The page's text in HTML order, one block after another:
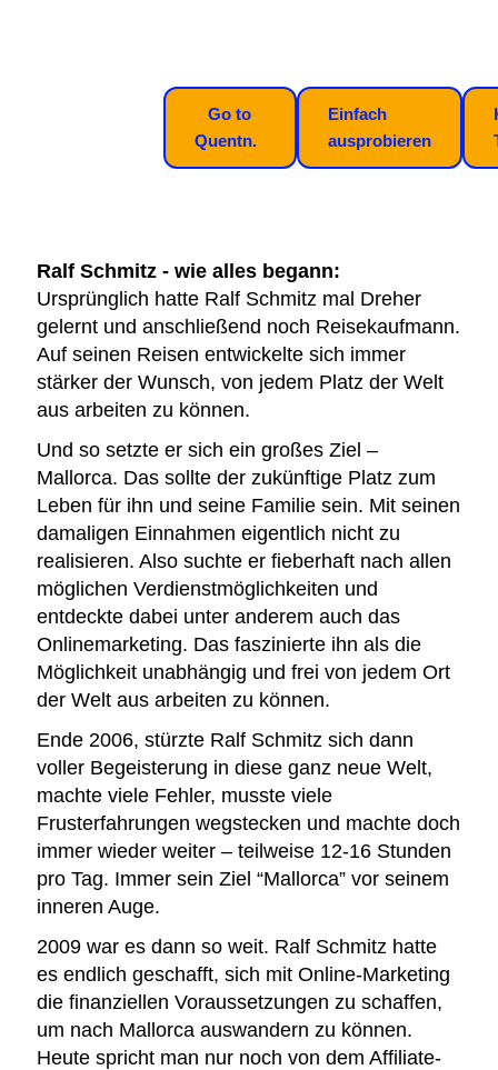
Go to
Quentn.
Einfach
ausprobieren
Ralf Schmitz - wie alles begann:
Ursprünglich hatte Ralf Schmitz mal Dreher
gelernt und anschließend noch Reisekaufmann.
Auf seinen Reisen entwickelte sich immer
stärker der Wunsch, von jedem Platz der Welt
aus arbeiten zu können.
Und so setzte er sich ein großes Ziel –
Mallorca. Das sollte der zukünftige Platz zum
Leben für ihn und seine Familie sein. Mit seinen
damaligen Einnahmen eigentlich nicht zu
realisieren. Also suchte er fieberhaft nach allen
möglichen Verdienstmöglichkeiten und
entdeckte dabei unter anderem auch das
Onlinemarketing. Das faszinierte ihn als die
Möglichkeit unabhängig und frei von jedem Ort
der Welt aus arbeiten zu können.
Ende 2006, stürzte Ralf Schmitz sich dann
voller Begeisterung in diese ganz neue Welt,
machte viele Fehler, musste viele
Frusterfahrungen wegstecken und machte doch
immer wieder weiter – teilweise 12-16 Stunden
pro Tag. Immer sein Ziel “Mallorca” vor seinem
inneren Auge.
2009 war es dann so weit. Ralf Schmitz hatte
es endlich geschafft, sich mit Online-Marketing
die finanziellen Voraussetzungen zu schaffen,
um nach Mallorca auswandern zu können.
Heute spricht man nur noch von dem Affiliate-